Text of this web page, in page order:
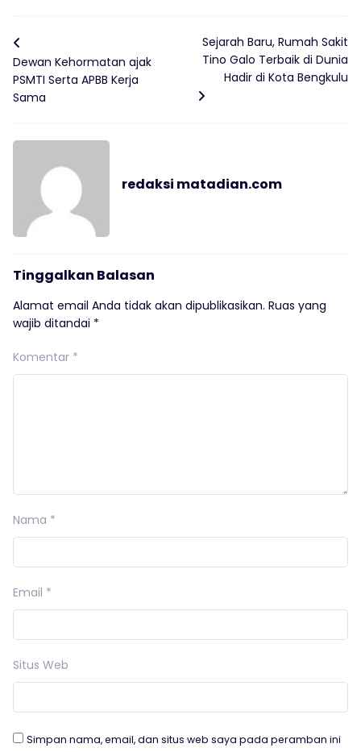
Dewan Kehormatan ajak
PSMTI Serta APBB Kerja
Sama
Sejarah Baru, Rumah Sakit
Tino Galo Terbaik di Dunia
Hadir di Kota Bengkulu
redaksi matadian.com
Tinggalkan Balasan
Alamat email Anda tidak akan dipublikasikan. Ruas yang
wajib ditandai *
Komentar *
Nama *
Email *
Situs Web
Simpan nama, email, dan situs web saya pada peramban ini